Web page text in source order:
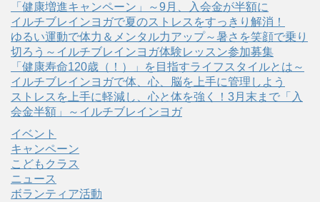
「健康増進キャンペーン」～9月、入会金が半額に
イルチブレインヨガで夏のストレスをすっきり解消！
ゆるい運動で体力＆メンタル力アップ～暑さを笑顔で乗り
切ろう～イルチブレインヨガ体験レッスン参加募集
「健康寿命120歳（！）」を目指すライフスタイルとは～
イルチブレインヨガで体、心、脳を上手に管理しよう
ストレスを上手に軽減し、心と体を強く！3月末まで「入
会金半額」～イルチブレインヨガ
イベント
キャンペーン
こどもクラス
ニュース
ボランティア活動